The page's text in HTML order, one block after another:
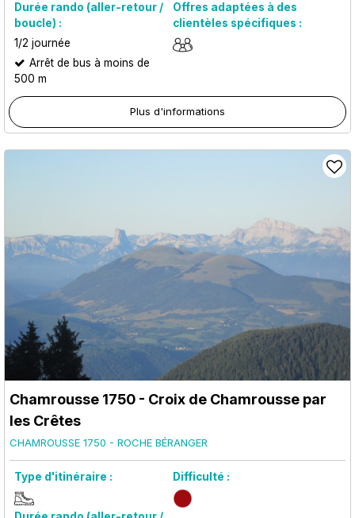
Durée rando (aller-retour /
boucle) :
1/2 journée
Offres adaptées à des
clientèles spécifiques :
Arrêt de bus à moins de
500 m
Plus d'informations
Chamrousse 1750 - Croix de Chamrousse par
les Crêtes
CHAMROUSSE 1750 - ROCHE BÉRANGER
Type d'itinéraire : Difficulté :